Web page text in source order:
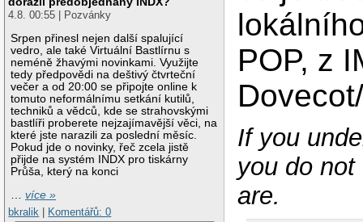
4.8. 00:55 | Pozvánky
Srpen přinesl nejen další spalující
vedro, ale také Virtuální Bastlírnu s
neméně žhavými novinkami. Využijte
tedy předpovědi na deštivý čtvrteční
večer a od 20:00 se připojte online k
tomuto neformálnímu setkání kutilů,
techniků a vědců, kde se strahovskými
bastlíři proberete nejzajímavější věci, na
které jste narazili za poslední měsíc.
Pokud jde o novinky, řeč zcela jistě
přijde na systém INDX pro tiskárny
Průša, který na konci
…více »
bkralik
Komentářů: 0
POP, z
If you
you do
are.